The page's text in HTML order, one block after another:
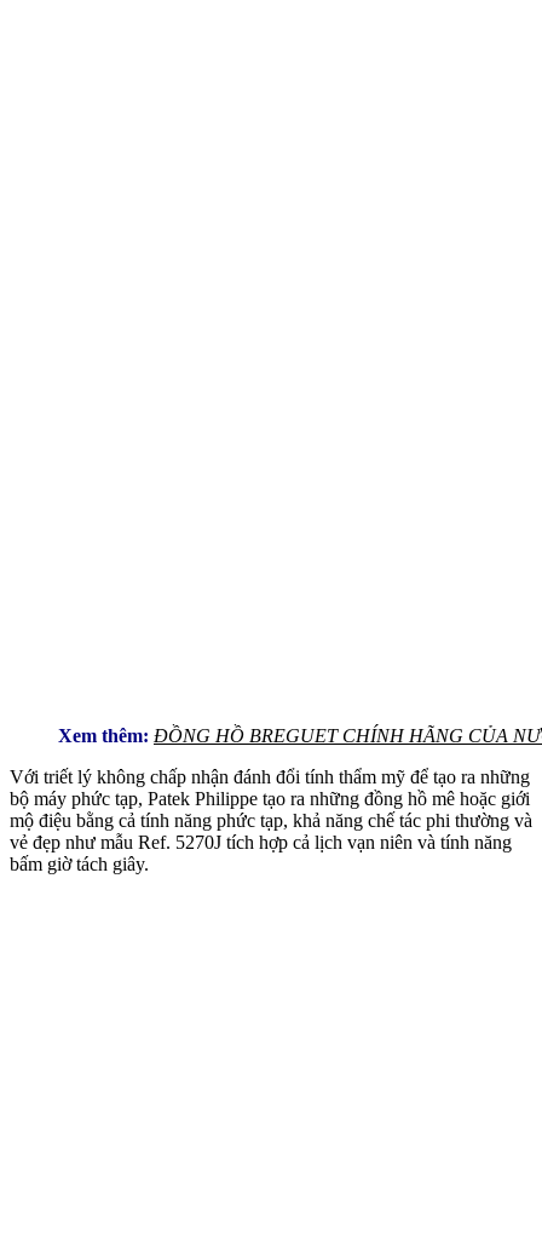
Xem thêm: ĐỒNG HỒ BREGUET CHÍNH HÃNG CỦA
Với triết lý không chấp nhận đánh đổi tính thẩm mỹ để tạo ra những
bộ máy phức tạp, Patek Philippe tạo ra những đồng hồ mê hoặc giới
mộ điệu bằng cả tính năng phức tạp, khả năng chế tác phi thường và
vẻ đẹp như mẫu Ref. 5270J tích hợp cả lịch vạn niên và tính năng
bấm giờ tách giây.